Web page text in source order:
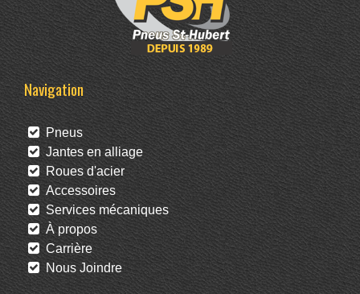
Navigation
Pneus
Jantes en alliage
Roues d'acier
Accessoires
Services mécaniques
À propos
Carrière
Nous Joindre